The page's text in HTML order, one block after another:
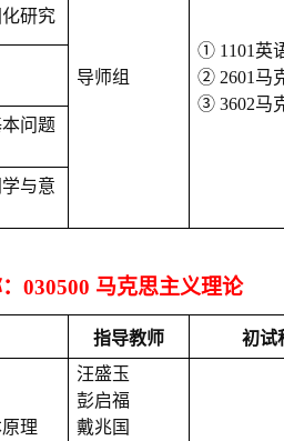
导师组
① 1101英
② 2601马
③ 3602马
研究
问题
与意
030500 马克思主义理论
指导教师 初试
理
汪盛玉
彭启福
戴兆国